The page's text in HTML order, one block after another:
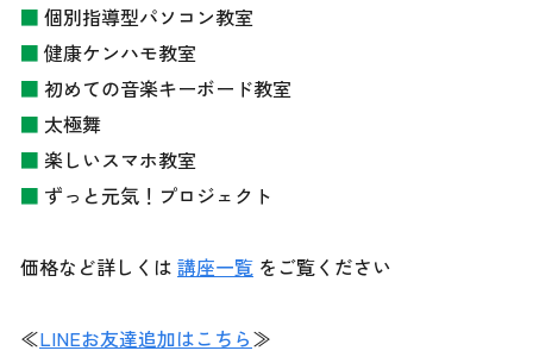
■ 個別指導型パソコン教室
■ 健康ケンハモ教室
■ 初めての音楽キーボード教室
■ 太極舞
■ 楽しいスマホ教室
■ ずっと元気！プロジェクト
価格など詳しくは 講座一覧 をご覧ください
≪LINEお友達追加はこちら≫